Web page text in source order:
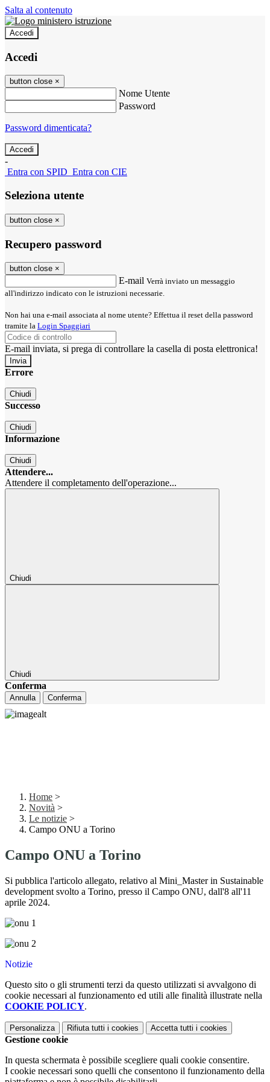
Salta al contenuto
Accedi
Accedi
button close ×
Nome Utente
Password
Password dimenticata?
-
Entra con SPID Entra con CIE
Seleziona utente
button close ×
Recupero password
button close ×
E-mail Verrà inviato un messaggio
all'indirizzo indicato con le istruzioni necessarie.
Non hai una e-mail associata al nome utente? Effettua il reset della password
tramite la Login Spaggiari
E-mail inviata, si prega di controllare la casella di posta elettronica!
Errore
Chiudi
Successo
Chiudi
Informazione
Chiudi
Attendere...
Attendere il completamento dell'operazione...
Chiudi
Chiudi
Conferma
Annulla Conferma
Home >
Novità >
Le notizie >
Campo ONU a Torino
Campo ONU a Torino
Si pubblica l'articolo allegato, relativo al Mini_Master in Sustainable
development svolto a Torino, presso il Campo ONU, dall'8 all'11
aprile 2024.
Notizie
Questo sito o gli strumenti terzi da questo utilizzati si avvalgono di
cookie necessari al funzionamento ed utili alle finalità illustrate nella
COOKIE POLICY.
Personalizza Rifiuta tutti i cookies Accetta tutti i cookies
Gestione cookie
In questa schermata è possibile scegliere quali cookie consentire.
I cookie necessari sono quelli che consentono il funzionamento della